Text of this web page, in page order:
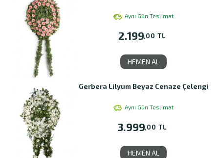
Aynı Gün Teslimat
2.199,00 TL
HEMEN AL
Gerbera Lilyum Beyaz Cenaze Çelengi
Aynı Gün Teslimat
3.999,00 TL
HEMEN AL